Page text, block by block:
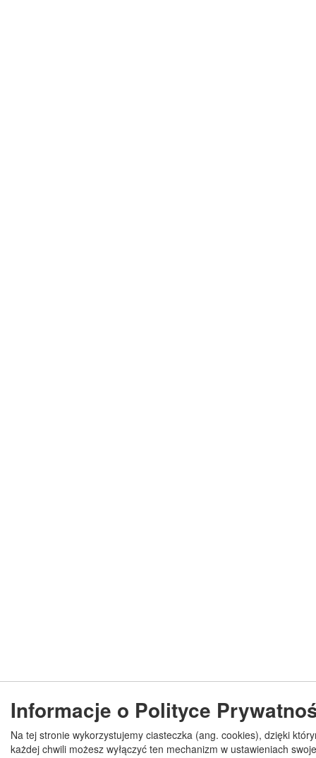
Informacje o Polityce
Na tej stronie wykorzystujemy ciasteczka (ang. cookies), dzięki
każdej chwili możesz wyłączyć ten mechanizm w ustawieniach